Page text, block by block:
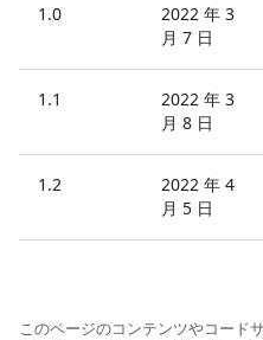
1.0
2022 年 3
月 7 日
1.1
2022 年 3
月 8 日
1.2
2022 年 4
月 5 日
このページのコンテンツやコードサ